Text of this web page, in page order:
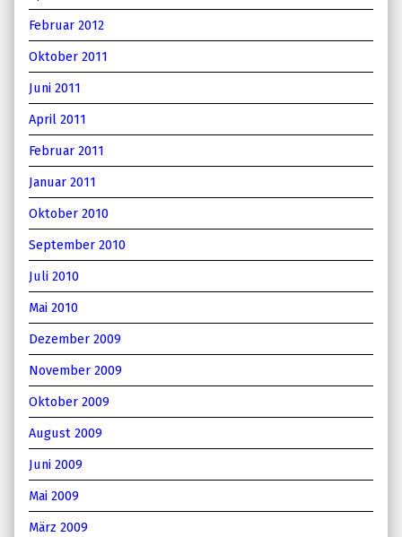
Februar 2012
Oktober 2011
Juni 2011
April 2011
Februar 2011
Januar 2011
Oktober 2010
September 2010
Juli 2010
Mai 2010
Dezember 2009
November 2009
Oktober 2009
August 2009
Juni 2009
Mai 2009
März 2009